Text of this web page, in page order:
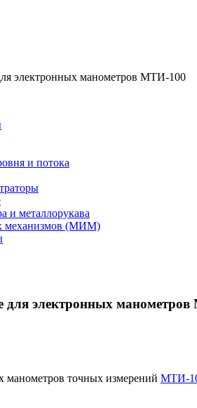
электронных манометров МТИ-100
и потока
и металлорукава
механизмов (МИМ)
для электронных
манометров точных измерений МТИ-